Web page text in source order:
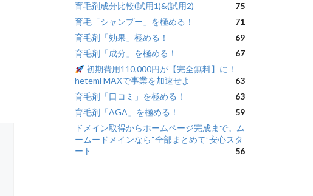
育毛剤成分比較(試用1)&(試用2)
75
育毛「シャンプー」を極める！
71
育毛剤「効果」極める！
69
育毛剤「成分」を極める！
67
初期費用110,000円が【完全無料】に！
heteml MAXで事業を加速せよ
63
育毛剤「口コミ」を極める！
63
育毛剤「AGA」を極める！
59
ドメイン取得からホームページ完成まで。ム
ームードメインなら“全部まとめて”安心スタ
ート
56